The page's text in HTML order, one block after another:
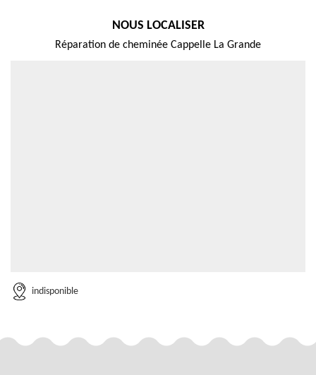
NOUS LOCALISER
Réparation de cheminée Cappelle La Grande
indisponible